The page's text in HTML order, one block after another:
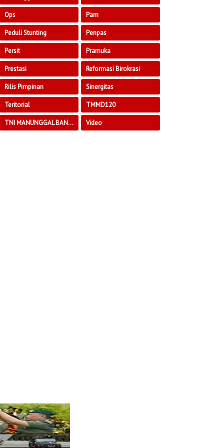
Ops Pam
Peduli Stunting Penpas
Persit Pramuka
Prestasi Reformasi Birokrasi
Rilis Pimpinan Sinergitas
Teritorial TMMD120
TNI MANUNGGAL BANGUN DESA Video